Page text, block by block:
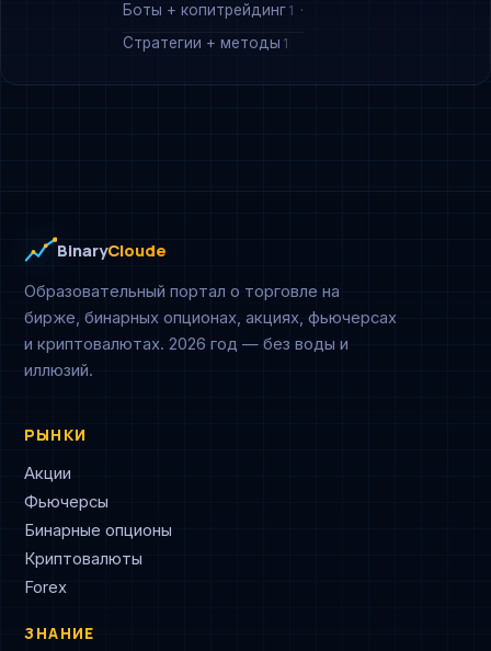
Боты + копитрейдинг 1
Стратегии + методы 1
BinaryCloude
Образовательный портал о торговле на
бирже, бинарных опционах, акциях, фьючерсах
и криптовалютах. 2026 год — без воды и
иллюзий.
РЫНКИ
Акции
Фьючерсы
Бинарные опционы
Криптовалюты
Forex
ЗНАНИЕ